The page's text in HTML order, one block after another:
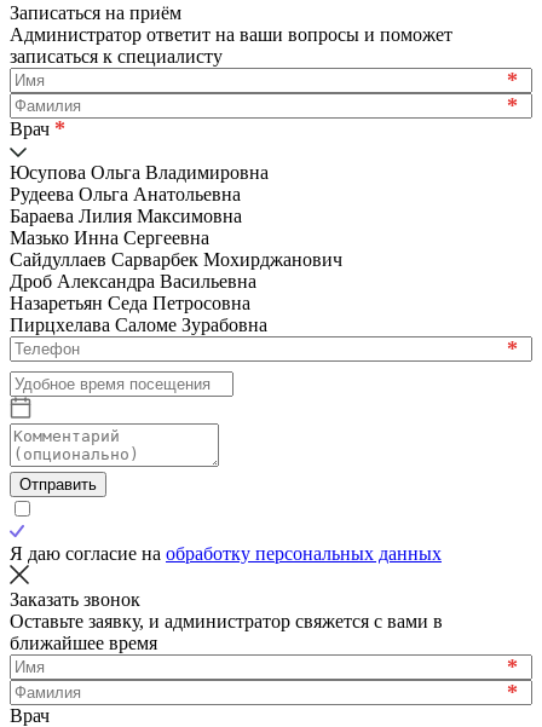
Записаться на приём
Администратор ответит на ваши вопросы и поможет
записаться к специалисту
*
*
Врач *
Юсупова Ольга Владимировна
Рудеева Ольга Анатольевна
Бараева Лилия Максимовна
Мазько Инна Сергеевна
Сайдуллаев Сарварбек Мохирджанович
Дроб Александра Васильевна
Назаретьян Седа Петросовна
Пирцхелава Саломе Зурабовна
*
Отправить
Я даю согласие на обработку персональных данных
Заказать звонок
Оставьте заявку, и администратор свяжется с вами в
ближайшее время
*
*
Врач